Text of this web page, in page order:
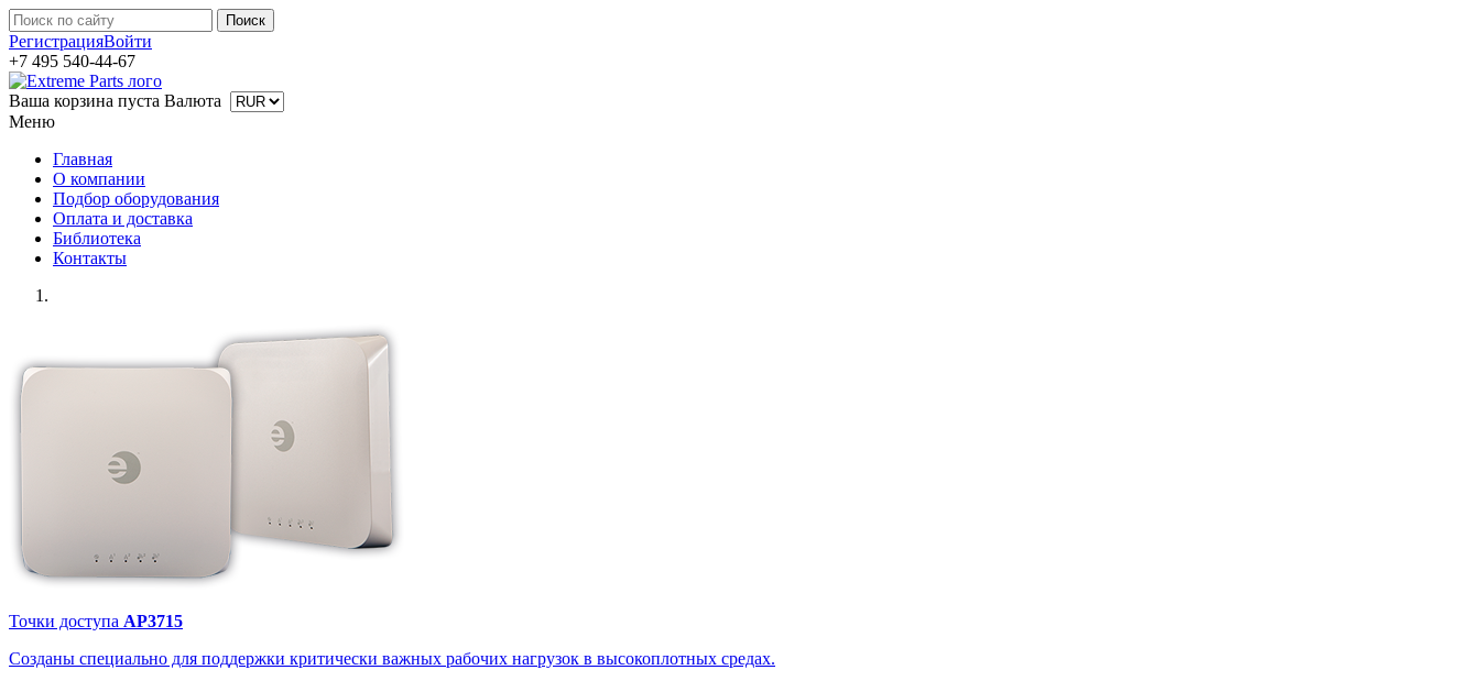
РегистрацияВойти
+7 495 540-44-67
Ваша корзина пуста Валюта
Меню
Главная
О компании
Подбор оборудования
Оплата и доставка
Библиотека
Контакты
Точки доступа AP3715
Созданы специально для поддержки критически важных рабочих нагрузок в высокоплотных средах.